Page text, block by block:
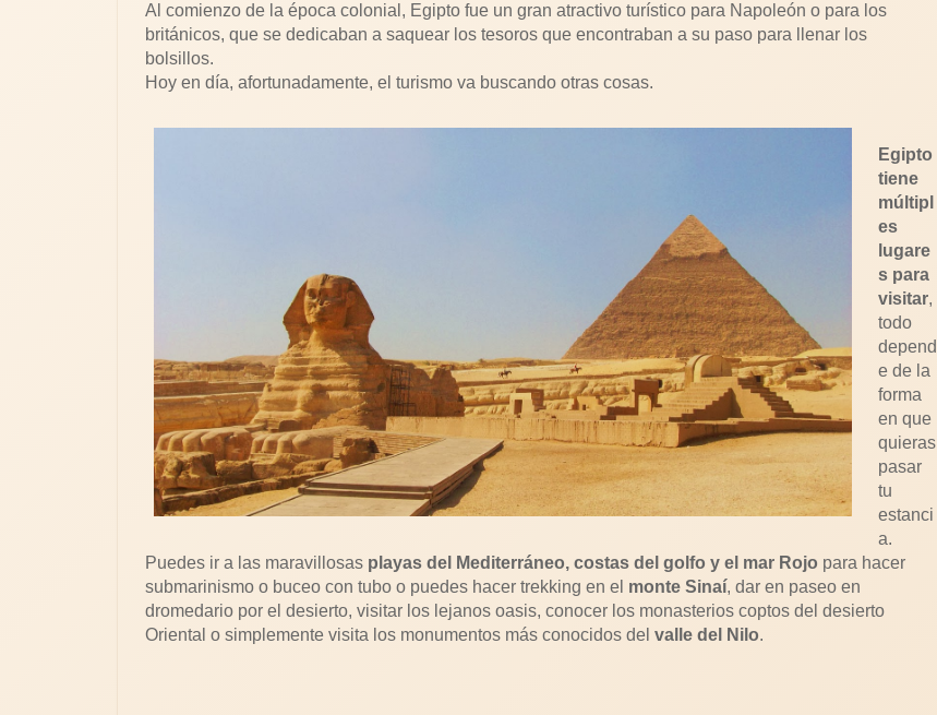
Al comienzo de la época colonial, Egipto fue un gran atractivo turístico para Napoleón o para los
británicos, que se dedicaban a saquear los tesoros que encontraban a su paso para llenar los
bolsillos.
Hoy en día, afortunadamente, el turismo va buscando otras cosas.
Egipto
tiene
múltipl
es
lugare
s para
visitar,
todo
depend
e de la
forma
en que
quieras
pasar
tu
estanci
a.
Puedes ir a las maravillosas playas del Mediterráneo, costas del golfo y el mar Rojo para hacer
submarinismo o buceo con tubo o puedes hacer trekking en el monte Sinaí, dar en paseo en
dromedario por el desierto, visitar los lejanos oasis, conocer los monasterios coptos del desierto
Oriental o simplemente visita los monumentos más conocidos del valle del Nilo.